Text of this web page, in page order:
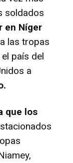
soldados
en Níger
las tropas
país del
a
que los